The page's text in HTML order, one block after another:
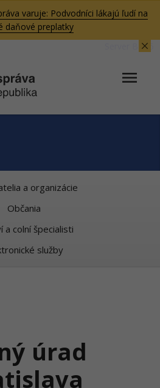
varuje: Podvodníci lákajú ľudí na
daňové preplatky
Server BB05
a organizácie
Občania
a colní špecialisti
služby
úrad